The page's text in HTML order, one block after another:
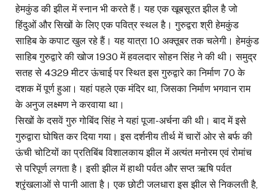
हेमकुंड की झील में स्नान भी करते हैं। यह एक खूबसूरत झील है जो
हिंदुओं और सिखों के लिए एक पवित्र स्थल है। गुरुद्वरा श्री हेमकुंड
साहिब के कपाट खुल रहे हैं। यह यात्रा 10 अक्तूबर तक चलेगी। हेमकुंड
साहिब गुरुद्वारे की खोज 1930 में हवलदार सोहन सिंह ने की थी। समुद्र
सतह से 4329 मीटर ऊंचाई पर स्थित इस गुरुद्वारे का निर्माण 70 के
दशक में पूर्ण हुआ। यहां पहले एक मंदिर था, जिसका निर्माण भगवान राम
के अनुज लक्ष्मण ने करवाया था।
सिखों के दसवें गुरु गोबिंद सिंह ने यहां पूजा-अर्चना की थी। बाद में इसे
गुरुद्वारा घोषित कर दिया गया। इस दर्शनीय तीर्थ में चारों ओर से बर्फ की
ऊंची चोटियों का प्रतिबिंब विशालकाय झील में अत्यंत मनोरम एवं रोमांच
से परिपूर्ण लगता है। इसी झील में हाथी पर्वत और सप्त ऋषि पर्वत
श्रृंखलाओं से पानी आता है। एक छोटी जलधारा इस झील से निकलती है,